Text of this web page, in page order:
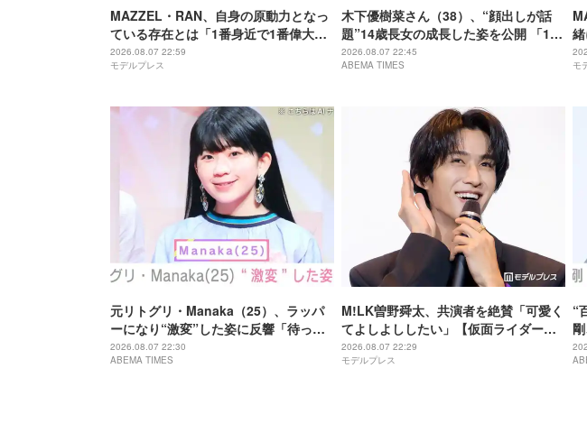
MAZZEL・RAN、自身の原動力となっ
ている存在とは「1番身近で1番偉大な
存在」
2026.08.07 22:59
モデルプレス
木下優樹菜さん（38）、“顔出しが話
題”14歳長女の成長した姿を公開 「14
歳とは思えぬオトナっぽさ」「優樹菜
ちゃんにそっくりすぎる」など反響
2026.08.07 22:45
ABEMA TIMES
モ
元リトグリ・Manaka（25）、ラッパ
ーになり“激変”した姿に反響「待っ
て」「昔から見てるけど 最近ずっと可
愛くなってる」
2026.08.07 22:30
ABEMA TIMES
M!LK曽野舜太、共演者を絶賛「可愛く
てよしよししたい」【仮面ライダーゼ
ッツ さよならのミッション】
2026.08.07 22:29
モデルプレス
“